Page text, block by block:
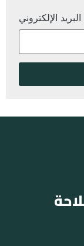
البريد الإلكتروني